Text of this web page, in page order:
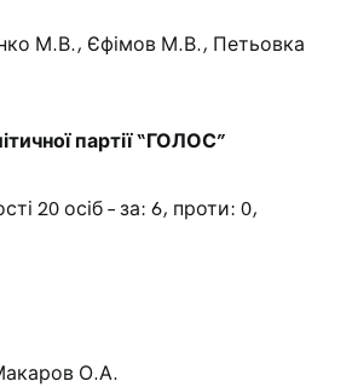
М.В., Єфімов М.В., Петьовка
партії “ГОЛОС”
20 осіб – за: 6, проти: 0,
О.А.